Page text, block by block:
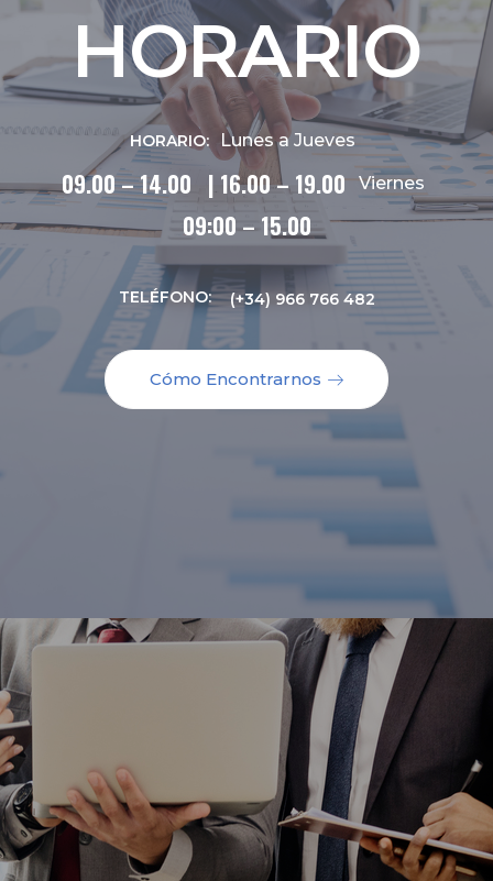
HORARIO
HORARIO: Lunes a Jueves
09.00 – 14.00 | 16.00 – 19.00 Viernes
09:00 – 15.00
TELÉFONO: (+34) 966 766 482
Cómo Encontrarnos